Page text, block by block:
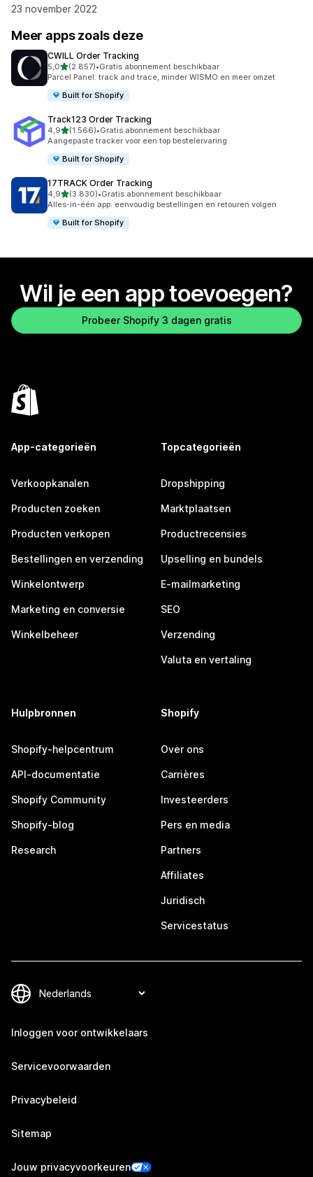
23 november 2022
Meer apps zoals deze
CWILL Order Tracking
5,0van 5 sterren
(2.857)
2857 recensies in totaal
•Gratis abonnement beschikbaar
Parcel Panel: track and trace, minder WISMO en meer omzet
Built for Shopify
Track123 Order Tracking
4,9van 5 sterren
(1.566)
1566 recensies in totaal
•Gratis abonnement beschikbaar
Aangepaste tracker voor een top bestelervaring
Built for Shopify
17TRACK Order Tracking
4,9van 5 sterren
(3.830)
3830 recensies in totaal
•Gratis abonnement beschikbaar
Alles-in-één app: eenvoudig bestellingen en retouren volgen
Built for Shopify
Wil je een app toevoegen?
Probeer Shopify 3 dagen gratis
App-categorieën
Verkoopkanalen
Producten zoeken
Producten verkopen
Bestellingen en verzending
Winkelontwerp
Marketing en conversie
Winkelbeheer
Topcategorieën
Dropshipping
Marktplaatsen
Productrecensies
Upselling en bundels
E-mailmarketing
SEO
Verzending
Valuta en vertaling
Hulpbronnen
Shopify-helpcentrum
API-documentatie
Shopify Community
Shopify-blog
Research
Shopify
Over ons
Carrières
Investeerders
Pers en media
Partners
Affiliates
Juridisch
Servicestatus
Inloggen voor ontwikkelaars
Servicevoorwaarden
Privacybeleid
Sitemap
Jouw privacyvoorkeuren